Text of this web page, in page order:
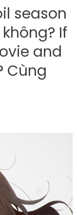
season
If
and
Cùng